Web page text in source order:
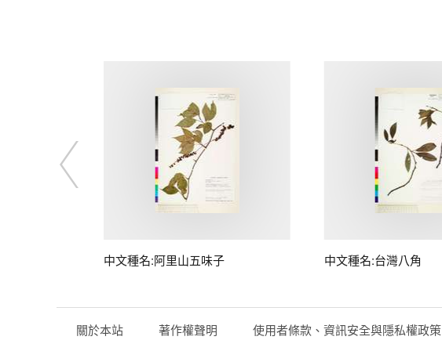
中文種名:阿里山五味子 中文種名:台灣八角
關於本站 著作權聲明 使用者條款、資訊安全與隱私權政策